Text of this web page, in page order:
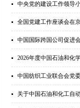
中央党的建设工作领导
全国党建工作座谈会在
中国国际跨国公司促进
2026年度中国石油和化
中国纺织工业联合会党
关于中国石油和化工自